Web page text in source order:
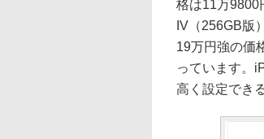
格は11万9800
IV（256GB版
19万円強の価
っています。
高く設定でき